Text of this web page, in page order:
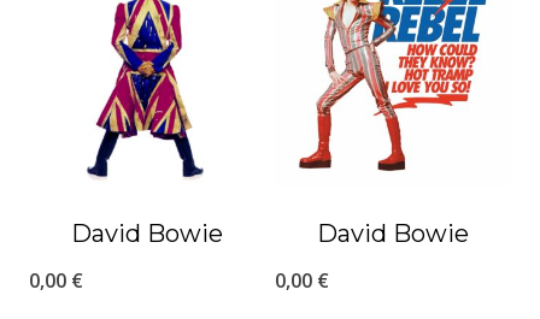
David Bowie
0,00 €
David Bowie
0,00 €